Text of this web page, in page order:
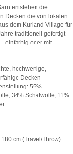
entstehen die
Decken die von lokalen
dem Kurland Village für
traditionell gefertigt
einfarbig oder mit
hochwertige,
Decken
55%
34% Schafwolle, 11%
180 cm (Travel/Throw)